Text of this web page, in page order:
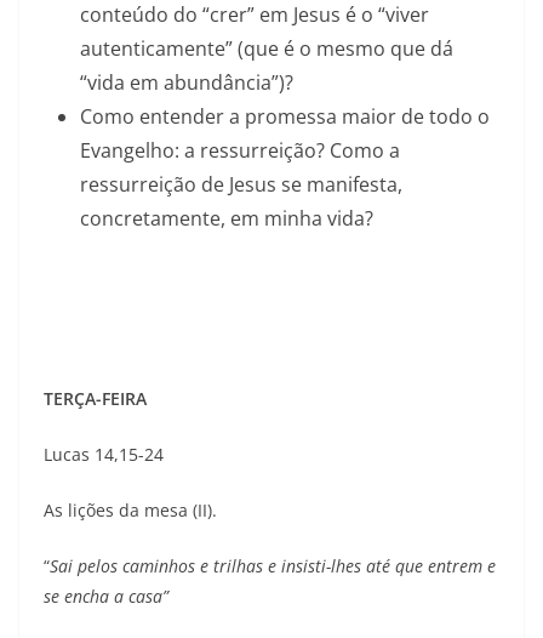
conteúdo do “crer” em Jesus é o “viver
autenticamente” (que é o mesmo que dá
“vida em abundância”)?
Como entender a promessa maior de todo o
Evangelho: a ressurreição? Como a
ressurreição de Jesus se manifesta,
concretamente, em minha vida?
TERÇA-FEIRA
Lucas 14,15-24
As lições da mesa (II).
“Sai pelos caminhos e trilhas e insisti-lhes até que entrem e
se encha a casa”